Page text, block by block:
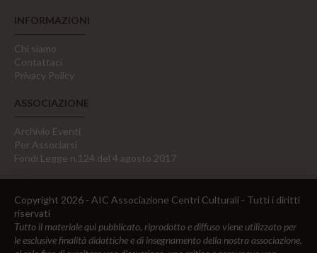
INFORMAZIONI
Chi siamo
Contattaci
Privacy Policy
ASSOCIAZIONE
Archivio Eventi
Per Associarsi
Fondi Legge n.124 del 4 agosto 2017
Copyright 2026 - AIC Associazione Centri Culturali - Tutti i diritti
riservati
Tutto il materiale qui pubblicato, riprodotto e diffuso viene utilizzato per
le esclusive finalità didattiche e di insegnamento della nostra associazione,